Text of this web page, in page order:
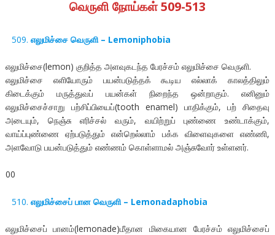
வெருளி நோய்கள் 509-513
எலுமிச்சை வெருளி – Lemoniphobia
எலுமிச்சை(lemon) குறித்த அளவுகடந்த பேரச்சம் எலுமிச்சை வெருளி.
எலுமிச்சை எளியோரும் பயன்படுத்தக் கூடிய எல்லாக் காலத்திலும்
கிடைக்கும் மருத்துவப் பயன்கள் நிறைந்த ஒன்றாகும். எனினும்
எலுமிச்சைச்சாறு பற்சிப்பியைப்(tooth enamel) பாதிக்கும், பற் சிதைவு
அடையும், நெஞ்சு எரிச்சல் வரும், வயிற்றுப் புண்ணை உண்டாக்கும்,
வாய்ப்புண்ணை ஏற்படுத்தும் என்றெல்லாம் பக்க விளைவுகளை எண்ணி,
அளவோடு பயன்படுத்தும் எண்ணம் கொள்ளாமல் அஞ்சுவோர் உள்ளனர்.
00
எலுமிச்சைப் பான வெருளி – Lemonadaphobia
எலுமிச்சைப் பானம்(lemonade)மீதான மிகையான பேரச்சம் எலுமிச்சைப்